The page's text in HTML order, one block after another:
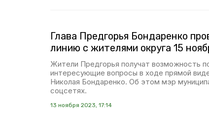
Глава Предгорья Бондаренко
линию с жителями округа 15
Жители Предгорья получат возможность
интересующие вопросы в ходе прямой
Николая Бондаренко. Об этом мэр
соцсетях.
13 ноября 2023, 17:14